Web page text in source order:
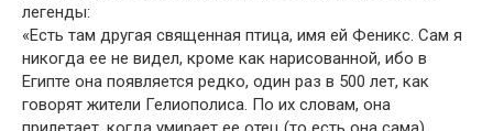
легенды:
«Есть там другая священная птица, имя ей Феникс. Сам я
никогда ее не видел, кроме как нарисованной, ибо в
Египте она появляется редко, один раз в 500 лет, как
говорят жители Гелиополиса. По их словам, она